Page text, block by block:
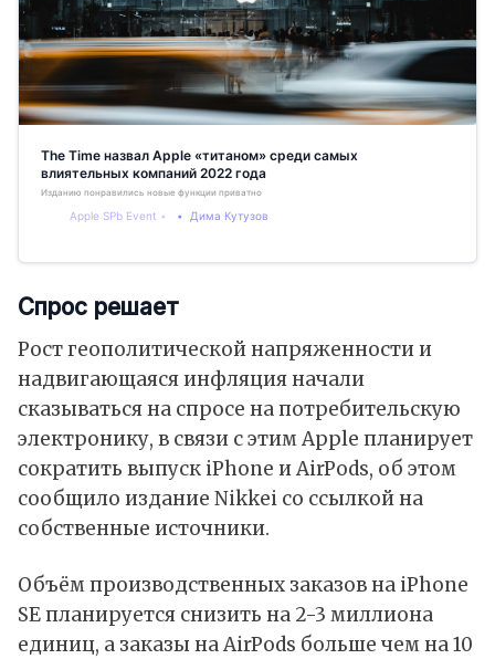
The Time назвал Apple «титаном» среди самых
влиятельных компаний 2022 года
Изданию понравились новые функции приватности
Apple SPb Event Дима Кутузов
Спрос решает
Рост геополитической напряженности и
надвигающаяся инфляция начали
сказываться на спросе на потребительскую
электронику, в связи с этим Apple планирует
сократить выпуск iPhone и AirPods, об этом
сообщило издание Nikkei со ссылкой на
собственные источники.
Объём производственных заказов на iPhone
SE планируется снизить на 2-3 миллиона
единиц, а заказы на AirPods больше чем на 10